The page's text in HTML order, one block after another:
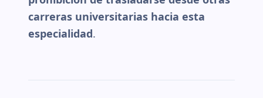
carreras universitarias hacia esta
especialidad.